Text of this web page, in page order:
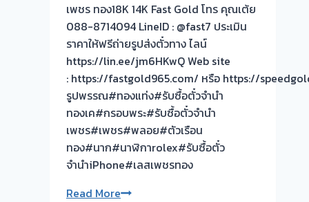
ไม่
ต้อง
รอ
จบ
หน้า
งาน
📌
รับ
ซื้อ
ตั๋ว
จำนำ
เพชร ทอง18K 14K Fast Gold โทร คุณเต้ย
088-8714094 LineID : @fast7 ประเมิน
ราคาให้ฟรีถ่ายรูปส่งตั๋วทาง ไลน์
https://lin.ee/jm6HKwQ Web site
: https://fastgold965.com/ หรือ https://
รูปพรรณ#ทองแท่ง#รับซื้อตั๋วจำนำ
ทองเค#กรอบพระ#รับซื้อตั๋วจำนำ
เพชร#เพชร#พลอย#ตัวเรือน
ทอง#นาก#นาฬิกาrolex#รับซื้อตั๋ว
จำนำiPhone#เลสเพชรทอง
Read Moreขอบคุณ